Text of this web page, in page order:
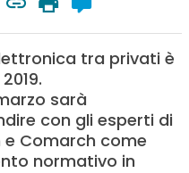
tra privati è
sarà
con gli esperti di
Comarch come
normativo in